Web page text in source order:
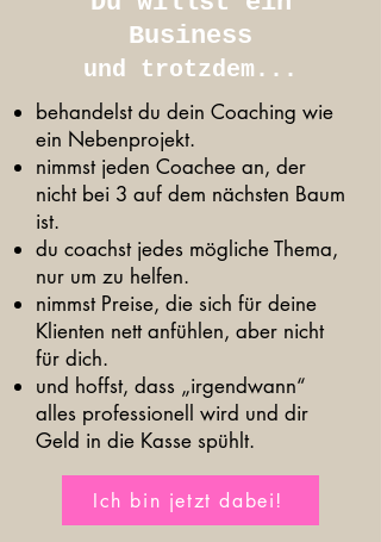
Business
und trotzdem...
behandelst du dein Coaching wie
ein Nebenprojekt.
nimmst jeden Coachee an, der
nicht bei 3 auf dem nächsten Baum
ist.
du coachst jedes mögliche Thema,
nur um zu helfen.
nimmst Preise, die sich für deine
Klienten nett anfühlen, aber nicht
für dich.
und hoffst, dass „irgendwann“
alles professionell wird und dir
Geld in die Kasse spühlt.
Ich bin jetzt dabei!